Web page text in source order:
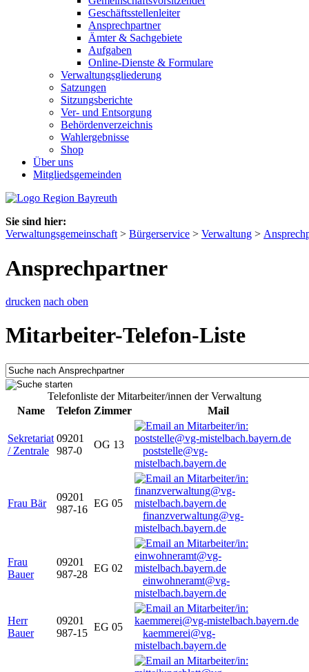
Geschäftsstellenleiter
Ansprechpartner
Ämter & Sachgebiete
Aufgaben
Online-Dienste & Formulare
Verwaltungsgliederung
Satzungen
Sitzungsberichte
Ver- und Entsorgung
Behördenverzeichnis
Wahlergebnisse
Shop
Über uns
Mitgliedsgemeinden
Sie sind hier:
Verwaltungsgemeinschaft > Bürgerservice > Verwaltung >
Ansprechpartner
drucken nach oben
Mitarbeiter-Telefon-Liste
Telefonliste der Mitarbeiter/innen der Verwaltung
Name
Telefon Zimmer Mail
Sekretariat
/ Zentrale
09201
987-0
OG 13
poststelle@vg-
mistelbach.bayern.de
Frau Bär
09201
987-16
EG 05
finanzverwaltung@vg-
mistelbach.bayern.de
Frau
Bauer
09201
987-28
EG 02
einwohneramt@vg-
mistelbach.bayern.de
Herr
Bauer
09201
987-15
EG 05
kaemmerei@vg-
mistelbach.bayern.de